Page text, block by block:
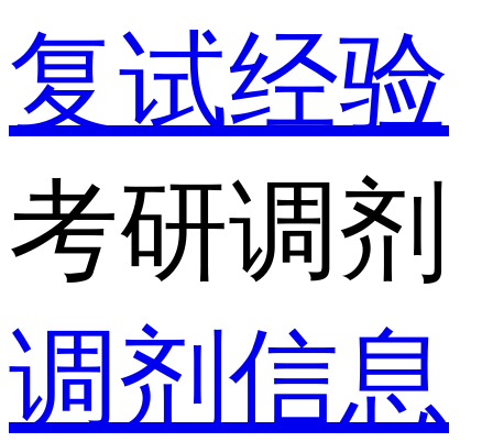
复试经验
考研调剂
调剂信息